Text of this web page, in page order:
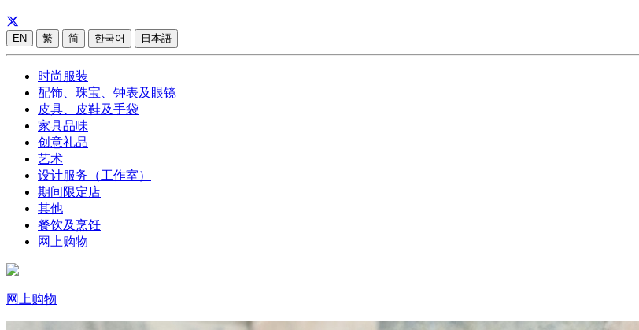
EN 繁 简 한국어 日本語
时尚服装
配饰、珠宝、钟表及眼镜
皮具、皮鞋及手袋
家具品味
创意礼品
艺术
设计服务（工作室）
期间限定店
其他
餐饮及烹饪
网上购物
网上购物